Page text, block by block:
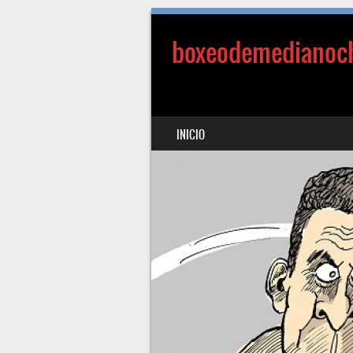
MENÚ
SALTAR AL CONTENIDO
INICIO